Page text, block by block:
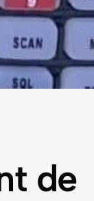
de